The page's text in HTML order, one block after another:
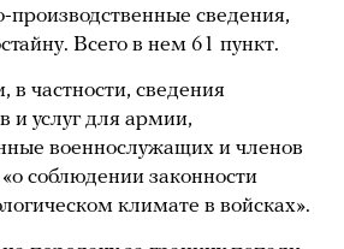
производственные сведения,
Всего в нем 61 пункт.
частности, сведения
и услуг для армии,
военнослужащих и членов
соблюдении законности
климате в войсках».